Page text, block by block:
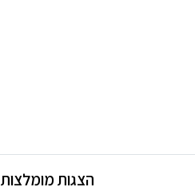
הצגות מומלצות